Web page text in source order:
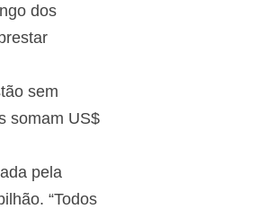
dos
sem
somam US$
pela
“Todos